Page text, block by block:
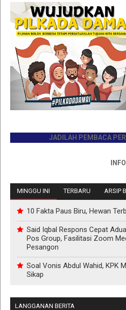
JADILAH PEMBACA
INFO
MINGGU INI TERBARU ARSIP
10 Fakta Paus Biru, Hewan
Said Iqbal Respons Cepat
Pos Group, Fasilitasi Zoom
Pesangon
Soal Vonis Abdul Wahid, KPK
Sikap
LANGGANAN BERITA